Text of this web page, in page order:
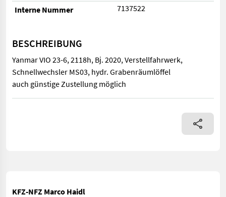
Interne Nummer
7137522
BESCHREIBUNG
Yanmar VIO 23-6, 2118h, Bj. 2020, Verstellfahrwerk,
Schnellwechsler MS03, hydr. Grabenräumlöffel
auch günstige Zustellung möglich
Yanmar VIO 23-6, 2118h, Bj. 2020, Verstellfahrwerk,
KFZ-NFZ Marco Haidl